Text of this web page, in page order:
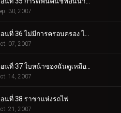
30, 2007
07, 2007
14, 2007
นที่ 38 ราชาแห่งรถไฟ
21, 2007